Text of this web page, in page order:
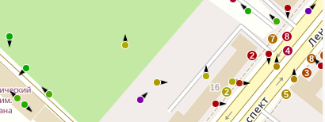
4
8
7
2
5
3
8
2